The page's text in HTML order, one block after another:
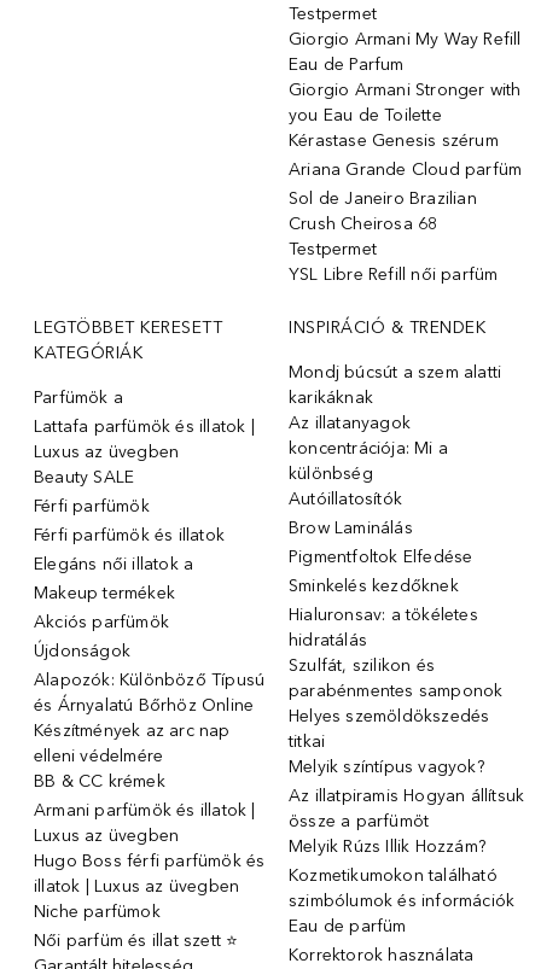
Testpermet
Giorgio Armani My Way Refill
Eau de Parfum
Giorgio Armani Stronger with
you Eau de Toilette
Kérastase Genesis szérum
Ariana Grande Cloud parfüm
Sol de Janeiro Brazilian
Crush Cheirosa 68
Testpermet
YSL Libre Refill női parfüm
LEGTÖBBET KERESETT
KATEGÓRIÁK
Parfümök ️a
Lattafa parfümök és illatok |
Luxus az üvegben
Beauty SALE
Férfi parfümök
Férfi parfümök és illatok
Elegáns női illatok ️a
Makeup termékek
Akciós parfümök
Újdonságok
Alapozók: Különböző Típusú
és Árnyalatú Bőrhöz Online
Készítmények az arc nap
elleni védelmére
BB & CC krémek
Armani parfümök és illatok |
Luxus az üvegben
Hugo Boss férfi parfümök és
illatok | Luxus az üvegben
Niche parfümok
Női parfüm és illat szett ⭐
INSPIRÁCIÓ & TRENDEK
Mondj búcsút a szem alatti
karikáknak
Az illatanyagok
koncentrációja: Mi a
különbség
Autóillatosítók
Brow Laminálás
Pigmentfoltok Elfedése
Sminkelés kezdőknek
Hialuronsav: a tökéletes
hidratálás
Szulfát, szilikon és
parabénmentes samponok
Helyes szemöldökszedés
titkai
Melyik színtípus vagyok?
Az illatpiramis Hogyan állítsuk
össze a parfümöt
Melyik Rúzs Illik Hozzám?
Kozmetikumokon található
szimbólumok és információk
Eau de parfüm
Korrektorok használata